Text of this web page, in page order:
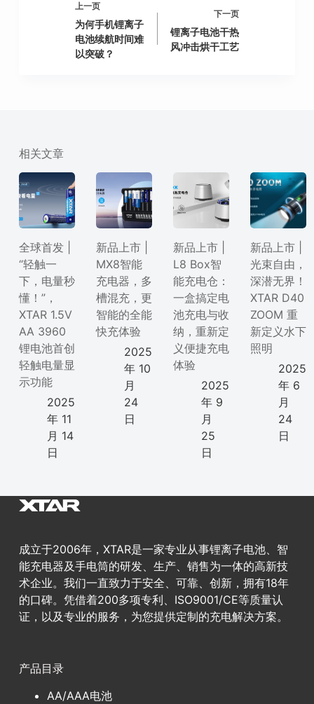
上一页
为何手机锂离子
电池续航时间难
以突破？
下一页
锂离子电池干热
风冲击烘干工艺
相关文章
全球首发 |
“轻触一
下，电量秒
懂！”，
XTAR 1.5V
AA 3960
锂电池首创
轻触电量显
示功能
2025
年 11
月 14
日
新品上市 |
MX8智能
充电器，多
槽混充，更
智能的全能
快充体验
2025
年 10
月
24
日
新品上市 |
L8 Box智
能充电仓：
一盒搞定电
池充电与收
纳，重新定
义便捷充电
体验
2025
年 9
月
25
日
新品上市 |
光束自由，
深潜无界！
XTAR D40
ZOOM 重
新定义水下
照明
2025
年 6
月
24
日
成立于2006年，XTAR是一家专业从事锂离子电池、智
能充电器及手电筒的研发、生产、销售为一体的高新技
术企业。我们一直致力于安全、可靠、创新，拥有18年
的口碑。凭借着200多项专利、ISO9001/CE等质量认
证，以及专业的服务，为您提供定制的充电解决方案。
产品目录
AA/AAA电池